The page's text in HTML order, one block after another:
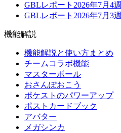
GBLレポート2026年7月4週
GBLレポート2026年7月3週
機能解説
機能解説と使い方まとめ
チームコラボ機能
マスターボール
おさんぽおこう
ポケストのパワーアップ
ポストカードブック
アバター
メガシンカ